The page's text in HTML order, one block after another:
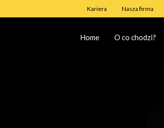
Kariera Nasza firma
Home O co chodzi?